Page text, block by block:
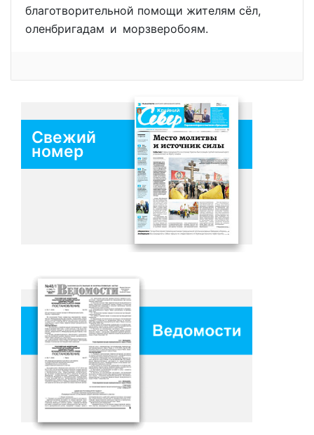
благотворительной помощи жителям сёл,
оленбригадам и морзверобоям.
Свежий
номер